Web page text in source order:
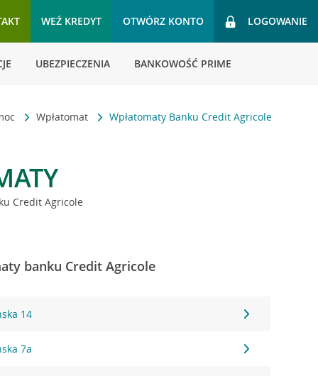
WEŹ KREDYT OTWÓRZ KONTO LOGOWANIE
UBEZPIECZENIA BANKOWOŚĆ PRIME
Wpłatomat Wpłatomaty Banku Credit Agricole
Credit Agricole
banku Credit Agricole
14
7a